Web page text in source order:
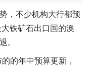
，不少机构大行都预
铁矿石出口国的澳
。
的年中预算更新，